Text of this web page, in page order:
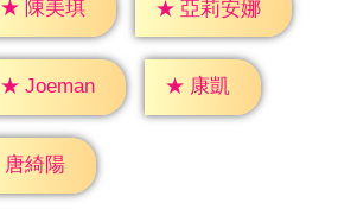
★ 陳美琪 ★ 亞莉安娜
★ Joeman ★ 康凱
唐綺陽